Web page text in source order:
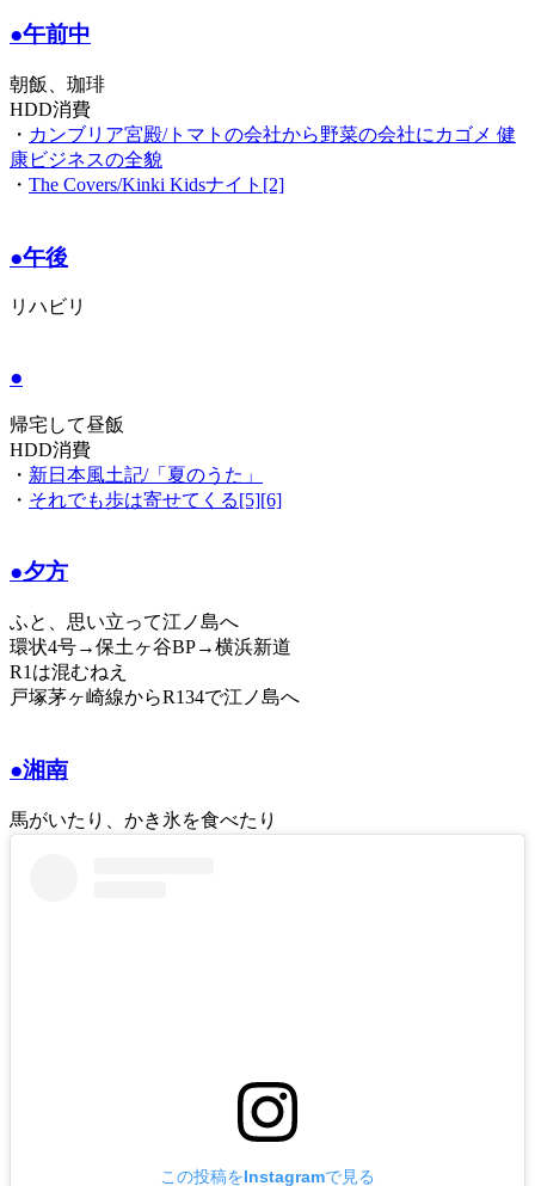
●午前中
朝飯、珈琲
HDD消費
・ カンブリア宮殿/トマトの会社から野菜の会社にカゴメ 健
康ビジネスの全貌
・ The Covers/Kinki Kidsナイト[2]
●午後
リハビリ
●
帰宅して昼飯
HDD消費
・ 新日本風土記/「夏のうた」
・ それでも歩は寄せてくる[5][6]
●夕方
ふと、思い立って江ノ島へ
環状4号→保土ヶ谷BP→横浜新道
R1は混むねえ
戸塚茅ヶ崎線からR134で江ノ島へ
●湘南
馬がいたり、かき氷を食べたり
この投稿をInstagramで見る